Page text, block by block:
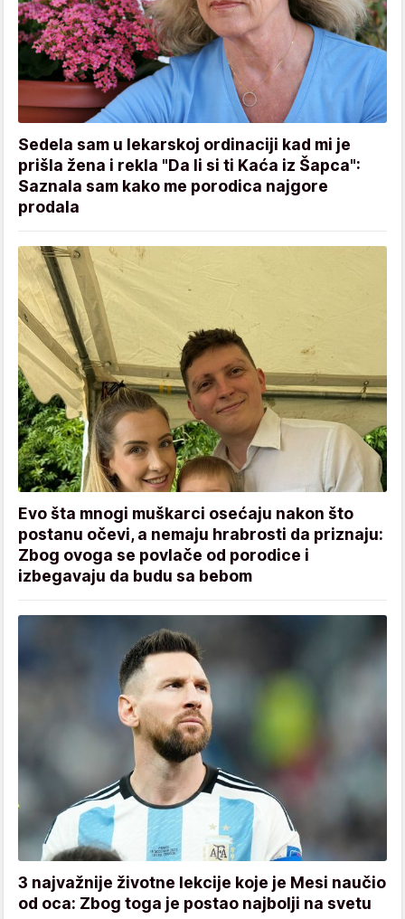
Sedela sam u lekarskoj ordinaciji kad mi je
prišla žena i rekla "Da li si ti Kaća iz Šapca":
Saznala sam kako me porodica najgore
prodala
Evo šta mnogi muškarci osećaju nakon što
postanu očevi, a nemaju hrabrosti da priznaju:
Zbog ovoga se povlače od porodice i
izbegavaju da budu sa bebom
3 najvažnije životne lekcije koje je Mesi naučio
od oca: Zbog toga je postao najbolji na svetu